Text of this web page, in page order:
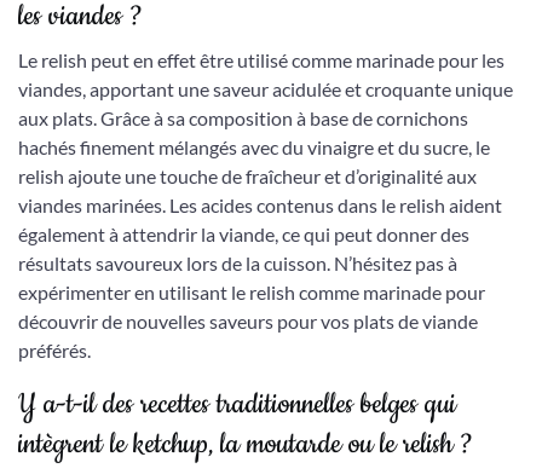
les viandes ?
Le relish peut en effet être utilisé comme marinade pour les
viandes, apportant une saveur acidulée et croquante unique
aux plats. Grâce à sa composition à base de cornichons
hachés finement mélangés avec du vinaigre et du sucre, le
relish ajoute une touche de fraîcheur et d’originalité aux
viandes marinées. Les acides contenus dans le relish aident
également à attendrir la viande, ce qui peut donner des
résultats savoureux lors de la cuisson. N’hésitez pas à
expérimenter en utilisant le relish comme marinade pour
découvrir de nouvelles saveurs pour vos plats de viande
préférés.
Y a-t-il des recettes traditionnelles belges qui
intègrent le ketchup, la moutarde ou le relish ?